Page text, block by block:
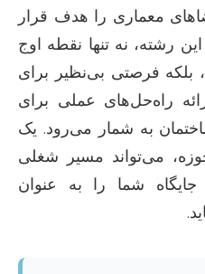
معماری را هدف قرار
رشته، نه تنها نقطه اوج
فرصتی بی‌نظیر برای
راه‌حل‌های عملی برای
به شمار می‌رود. یک
می‌تواند مسیر شغلی
شما را به عنوان